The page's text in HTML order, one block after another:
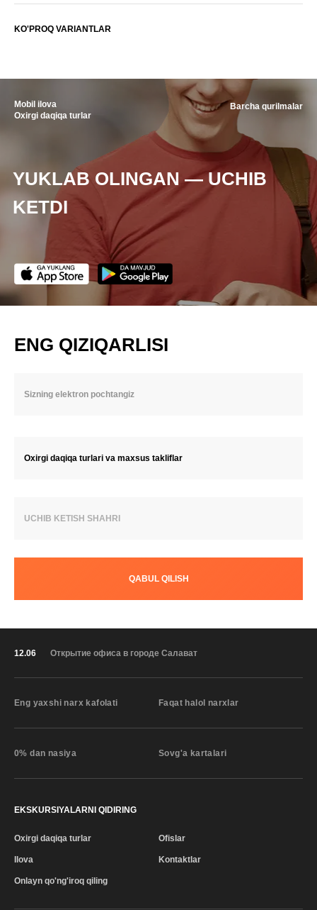
KO'PROQ VARIANTLAR
Mobil ilova
Oxirgi daqiqa turlar
YUKLAB OLINGAN — UCHIB
KETDI
Barcha qurilmalar
ENG QIZIQARLISI
Oxirgi daqiqa turlari va maxsus takliflar
UCHIB KETISH SHAHRI
QABUL QILISH
12.06 Открытие офиса в городе Салават
Eng yaxshi narx kafolati Faqat halol narxlar
0% dan nasiya Sovg'a kartalari
EKSKURSIYALARNI QIDIRING
Oxirgi daqiqa turlar
Ilova
Onlayn qo'ng'iroq qiling
Ofislar
Kontaktlar